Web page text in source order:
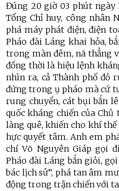
Đúng 20 giờ 03 phút ngày
Tổng Chỉ huy, công nhân
phá máy phát điện, điện
Pháo đài Láng khai hỏa,
trong màn đêm, nã thẳng
đồng thời là hiệu lệnh
nhìn ra, cả Thành phố đỏ
đứng trong ụ pháo mà cứ
rung chuyển, cát bụi bắn
quốc kháng chiến của
làng quê, khiến cho khí
hực quyết tâm. Anh em
chí Võ Nguyên Giáp gọi
Pháo đài Láng bắn giỏi,
bác lịch sử”, phá tan âm
động trong trận chiến với